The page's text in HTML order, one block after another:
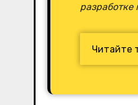
разработке
Читайте